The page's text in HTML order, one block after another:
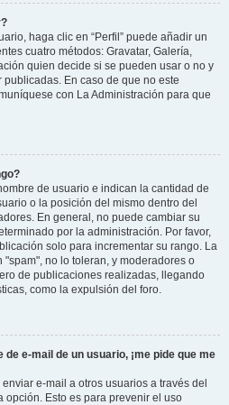
haga clic en “Perfil” puede añadir un
cuatro métodos: Gravatar, Galería,
quien decide si se pueden usar o no y
En caso de que no este
con La Administración para que
de usuario e indican la cantidad de
o la posición del mismo dentro del
En general, no puede cambiar su
por la administración. Por favor,
solo para incrementar su rango. La
no lo toleran, y moderadores o
de publicaciones realizadas, llegando
como la expulsión del foro.
e-mail de un usuario, ¡me pide que me
e-mail a otros usuarios a través del
opción. Esto es para prevenir el uso